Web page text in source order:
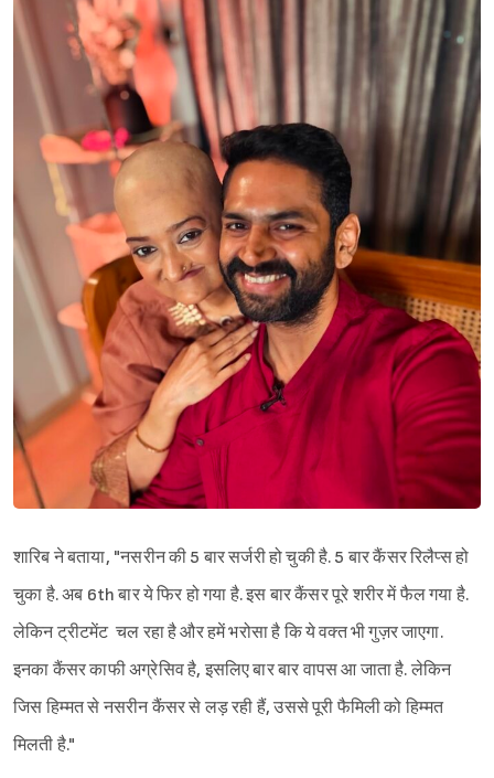
Sign in
शारिब ने बताया, "नसरीन की 5 बार सर्जरी हो चुकी है. 5 बार कैंसर रिलैप्स हो
चुका है. अब 6th बार ये फिर हो गया है. इस बार कैंसर पूरे शरीर में फैल गया है.
लेकिन ट्रीटमेंट चल रहा है और हमें भरोसा है कि ये वक्त भी गुज़र जाएगा.
इनका कैंसर काफी अग्रेसिव है, इसलिए बार बार वापस आ जाता है. लेकिन
जिस हिम्मत से नसरीन कैंसर से लड़ रही हैं, उससे पूरी फैमिली को हिम्मत
मिलती है."